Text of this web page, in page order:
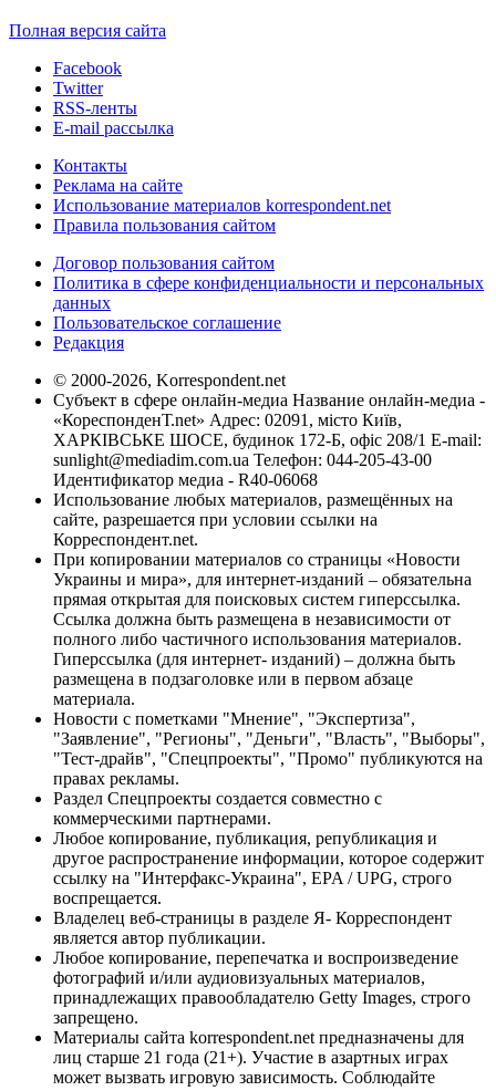
Полная версия сайта
Facebook
Twitter
RSS-ленты
E-mail рассылка
Контакты
Реклама на сайте
Использование материалов korrespondent.net
Правила пользования сайтом
Договор пользования сайтом
Политика в сфере конфиденциальности и персональных
данных
Пользовательское соглашение
Редакция
© 2000-2026, Korrespondent.net
Субъект в сфере онлайн-медиа Название онлайн-медиа -
«КореспонденТ.net» Адрес: 02091, місто Київ,
ХАРКІВСЬКЕ ШОСЕ, будинок 172-Б, офіс 208/1 E-mail:
sunlight@mediadim.com.ua Телефон: 044-205-43-00
Идентификатор медиа - R40-06068
Использование любых материалов, размещённых на
сайте, разрешается при условии ссылки на
Корреспондент.net.
При копировании материалов со страницы «Новости
Украины и мира», для интернет-изданий – обязательна
прямая открытая для поисковых систем гиперссылка.
Ссылка должна быть размещена в независимости от
полного либо частичного использования материалов.
Гиперссылка (для интернет- изданий) – должна быть
размещена в подзаголовке или в первом абзаце
материала.
Новости с пометками "Мнение", "Экспертиза",
"Заявление", "Регионы", "Деньги", "Власть", "Выборы",
"Тест-драйв", "Спецпроекты", "Промо" публикуются на
правах рекламы.
Раздел Спецпроекты создается совместно с
коммерческими партнерами.
Любое копирование, публикация, републикация и
другое распространение информации, которое содержит
ссылку на "Интерфакс-Украина", EPA / UPG, строго
воспрещается.
Владелец веб-страницы в разделе Я- Корреспондент
является автор публикации.
Любое копирование, перепечатка и воспроизведение
фотографий и/или аудиовизуальных материалов,
принадлежащих правообладателю Getty Images, строго
запрещено.
Материалы сайта korrespondent.net предназначены для
лиц старше 21 года (21+). Участие в азартных играх
может вызвать игровую зависимость. Соблюдайте